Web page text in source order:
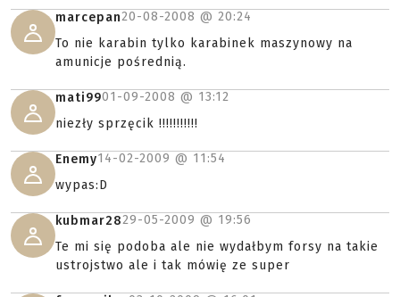
marcepan20-08-2008 @ 20:24
To nie karabin tylko karabinek maszynowy na
amunicje pośrednią.
mati9901-09-2008 @ 13:12
niezły sprzęcik !!!!!!!!!!!
Enemy14-02-2009 @ 11:54
wypas:D
kubmar2829-05-2009 @ 19:56
Te mi się podoba ale nie wydałbym forsy na takie
ustrojstwo ale i tak mówię ze super